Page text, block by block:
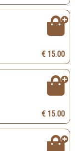
€ 15.00
€ 15.00